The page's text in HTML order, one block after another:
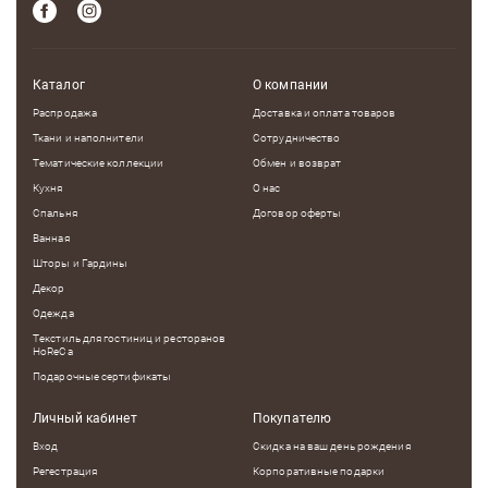
Каталог
Распродажа
Ткани и наполнители
Тематические коллекции
Кухня
Спальня
Ванная
Шторы и Гардины
Декор
Одежда
Текстиль для гостиниц и ресторанов
HoReCa
Подарочные сертификаты
О компании
Доставка и оплата товаров
Сотрудничество
Обмен и возврат
О нас
Договор оферты
Личный кабинет
Вход
Регестрация
Покупателю
Скидка на ваш день рождения
Корпоративные подарки